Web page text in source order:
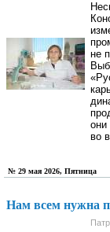
не
они
во
№ 29 мая 2026, Пятница
Нам всем нужна